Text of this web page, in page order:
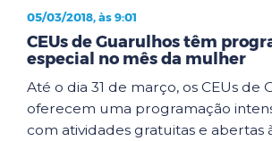
05/03/2018, às 9:01
CEUs de Guarulhos têm
especial no mês da mulher
Até o dia 31 de março, os CEUs de
oferecem uma programação
com atividades gratuitas e abertas